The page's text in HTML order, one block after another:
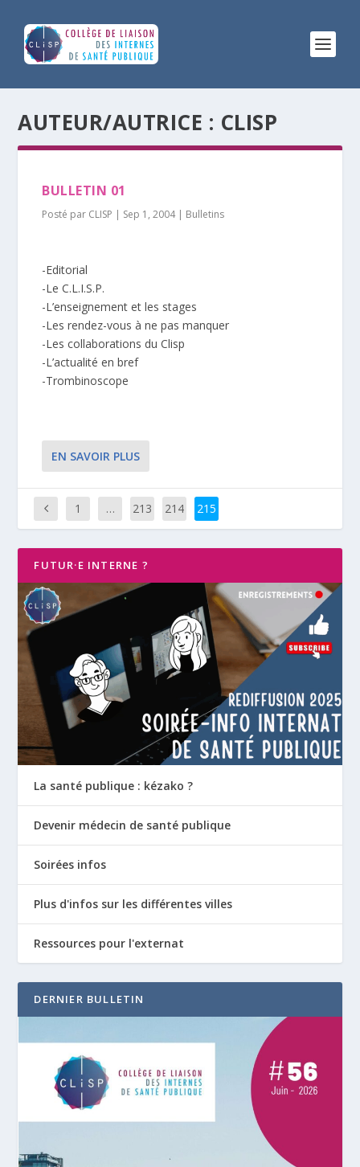
AUTEUR/AUTRICE : CLISP
BULLETIN 01
Posté par CLISP | Sep 1, 2004| Bulletins
-Editorial
-Le C.L.I.S.P.
-L’enseignement et les stages
-Les rendez-vous à ne pas manquer
-Les collaborations du Clisp
-L’actualité en bref
-Trombinoscope
EN SAVOIR PLUS
1 … 213 214 215
FUTUR·E INTERNE ?
La santé publique : kézako ?
Devenir médecin de santé publique
Soirées infos
Plus d'infos sur les différentes villes
Ressources pour l'externat
DERNIER BULLETIN